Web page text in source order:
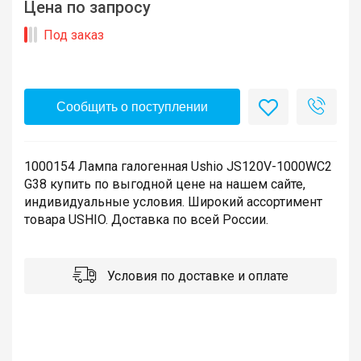
Цена по запросу
Под заказ
Сообщить о поступлении
1000154 Лампа галогенная Ushio JS120V-1000WC2
G38 купить по выгодной цене на нашем сайте,
индивидуальные условия. Широкий ассортимент
товара USHIO. Доставка по всей России.
Условия по доставке и оплате